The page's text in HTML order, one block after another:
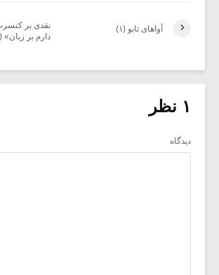
نقدی بر
دارم بر زبان» (۲)
آواهای تابو (۱)
۱ نظر
دیدگاه